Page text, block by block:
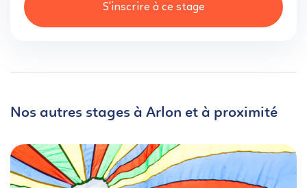
S'inscrire à ce stage
Nos autres stages à Arlon et à proximité